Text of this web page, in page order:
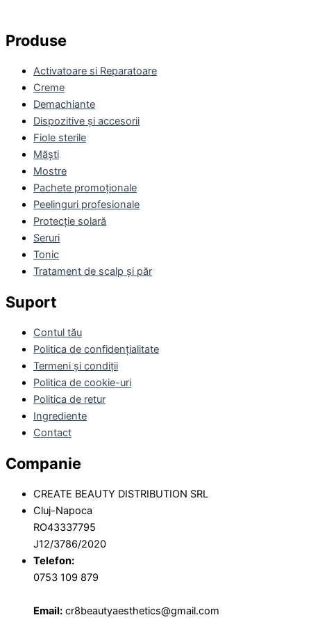
Produse
Activatoare si Reparatoare
Creme
Demachiante
Dispozitive și accesorii
Fiole sterile
Măști
Mostre
Pachete promoționale
Peelinguri profesionale
Protecție solară
Seruri
Tonic
Tratament de scalp și păr
Suport
Contul tău
Politica de confidențialitate
Termeni și condiții
Politica de cookie-uri
Politica de retur
Ingrediente
Contact
Companie
CREATE BEAUTY DISTRIBUTION SRL
Cluj-Napoca
RO43337795
J12/3786/2020
Telefon:
0753 109 879
Email: cr8beautyaesthetics@gmail.com